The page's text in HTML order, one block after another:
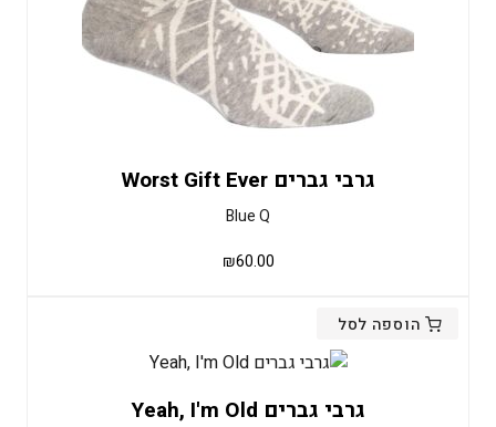
גרבי גברים Worst Gift Ever
Blue Q
₪60.00
הוספה לסל
גרבי גברים Yeah, I'm Old